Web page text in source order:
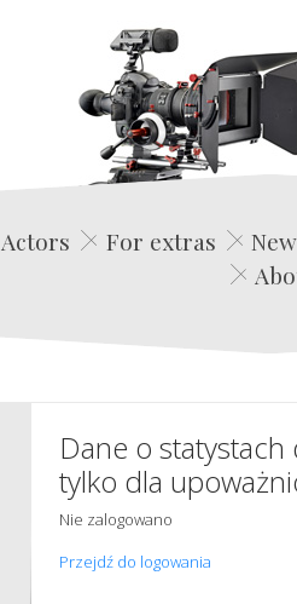
Actors For extras
Dane o
tylko dla
Nie zalogowano
Przejdź do logowania